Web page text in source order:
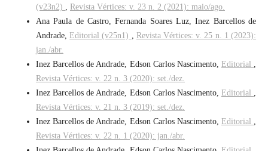
(v23n2) , Revista Vértices: v. 23 n. 2 (2021): maio/ago.
Ana Paula de Castro, Fernanda Soares Luz, Inez Barcellos de
Andrade, Editorial (v25n1) , Revista Vértices: v. 25 n. 1 (2023):
jan./abr.
Inez Barcellos de Andrade, Edson Carlos Nascimento, Editorial ,
Revista Vértices: v. 22 n. 3 (2020): set./dez.
Inez Barcellos de Andrade, Edson Carlos Nascimento, Editorial ,
Revista Vértices: v. 21 n. 3 (2019): set./dez.
Inez Barcellos de Andrade, Edson Carlos Nascimento, Editorial ,
Revista Vértices: v. 22 n. 1 (2020): jan./abr.